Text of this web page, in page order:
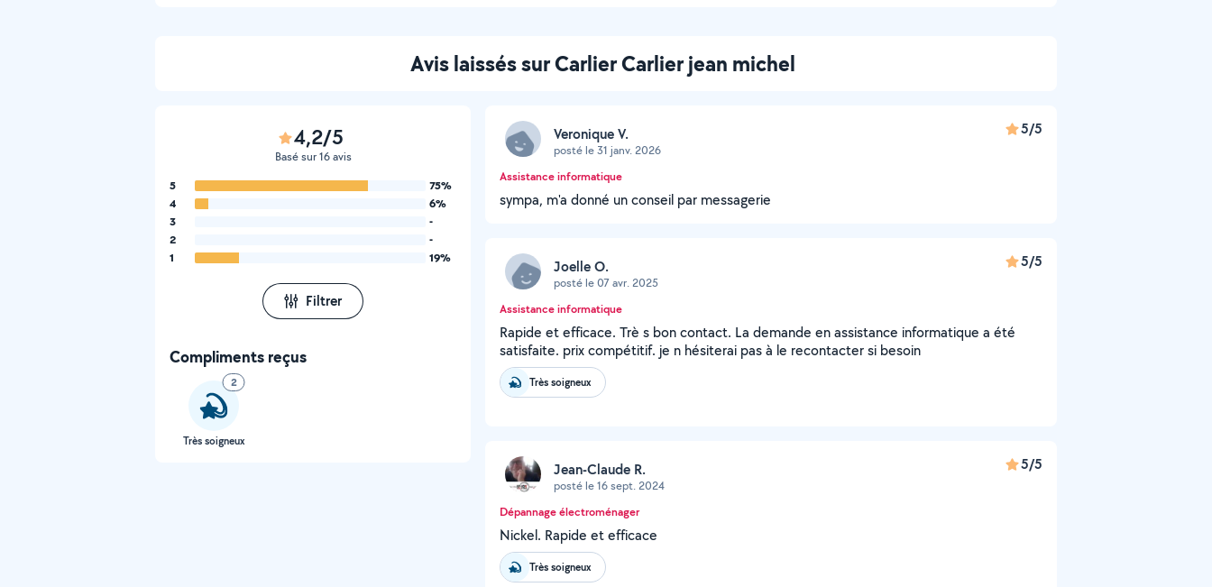
Avis laissés sur Carlier Carlier jean michel
4,2/5
Basé sur 16 avis
5
75%
4
6%
3
-
2
-
1
19%
Filtrer
Compliments reçus
2
Très soigneux
Veronique V.
posté le 31 janv. 2026
5/5
Assistance informatique
sympa, m'a donné un conseil par messagerie
Joelle O.
posté le 07 avr. 2025
5/5
Assistance informatique
Rapide et efficace. Trè s bon contact. La demande en assistance informatique a été
satisfaite. prix compétitif. je n hésiterai pas à le recontacter si besoin
Très soigneux
Jean-Claude R.
posté le 16 sept. 2024
5/5
Dépannage électroménager
Nickel. Rapide et efficace
Très soigneux